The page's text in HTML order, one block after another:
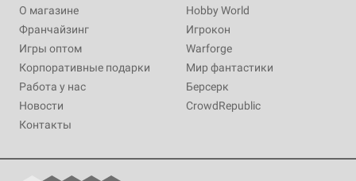
О магазине
Франчайзинг
Игры оптом
Корпоративные подарки
Работа у нас
Новости
Контакты
Hobby World
Игрокон
Warforge
Мир фантастики
Берсерк
CrowdRepublic